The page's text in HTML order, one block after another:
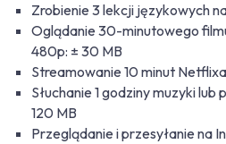
Zrobienie 3 lekcji językowych
Oglądanie 30-minutowego
480p: ± 30 MB
Streamowanie 10 minut
Słuchanie 1 godziny muzyki
120 MB
Przeglądanie i przesyłanie na